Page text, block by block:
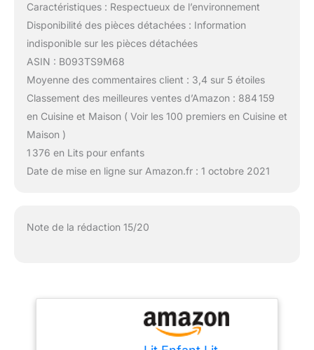
Caractéristiques : Respectueux de l’environnement
Disponibilité des pièces détachées : Information
indisponible sur les pièces détachées
ASIN : B093TS9M68
Moyenne des commentaires client : 3,4 sur 5 étoiles
Classement des meilleures ventes d’Amazon : 884 159
en Cuisine et Maison ( Voir les 100 premiers en Cuisine et
Maison )
1 376 en Lits pour enfants
Date de mise en ligne sur Amazon.fr : 1 octobre 2021
Note de la rédaction 15/20